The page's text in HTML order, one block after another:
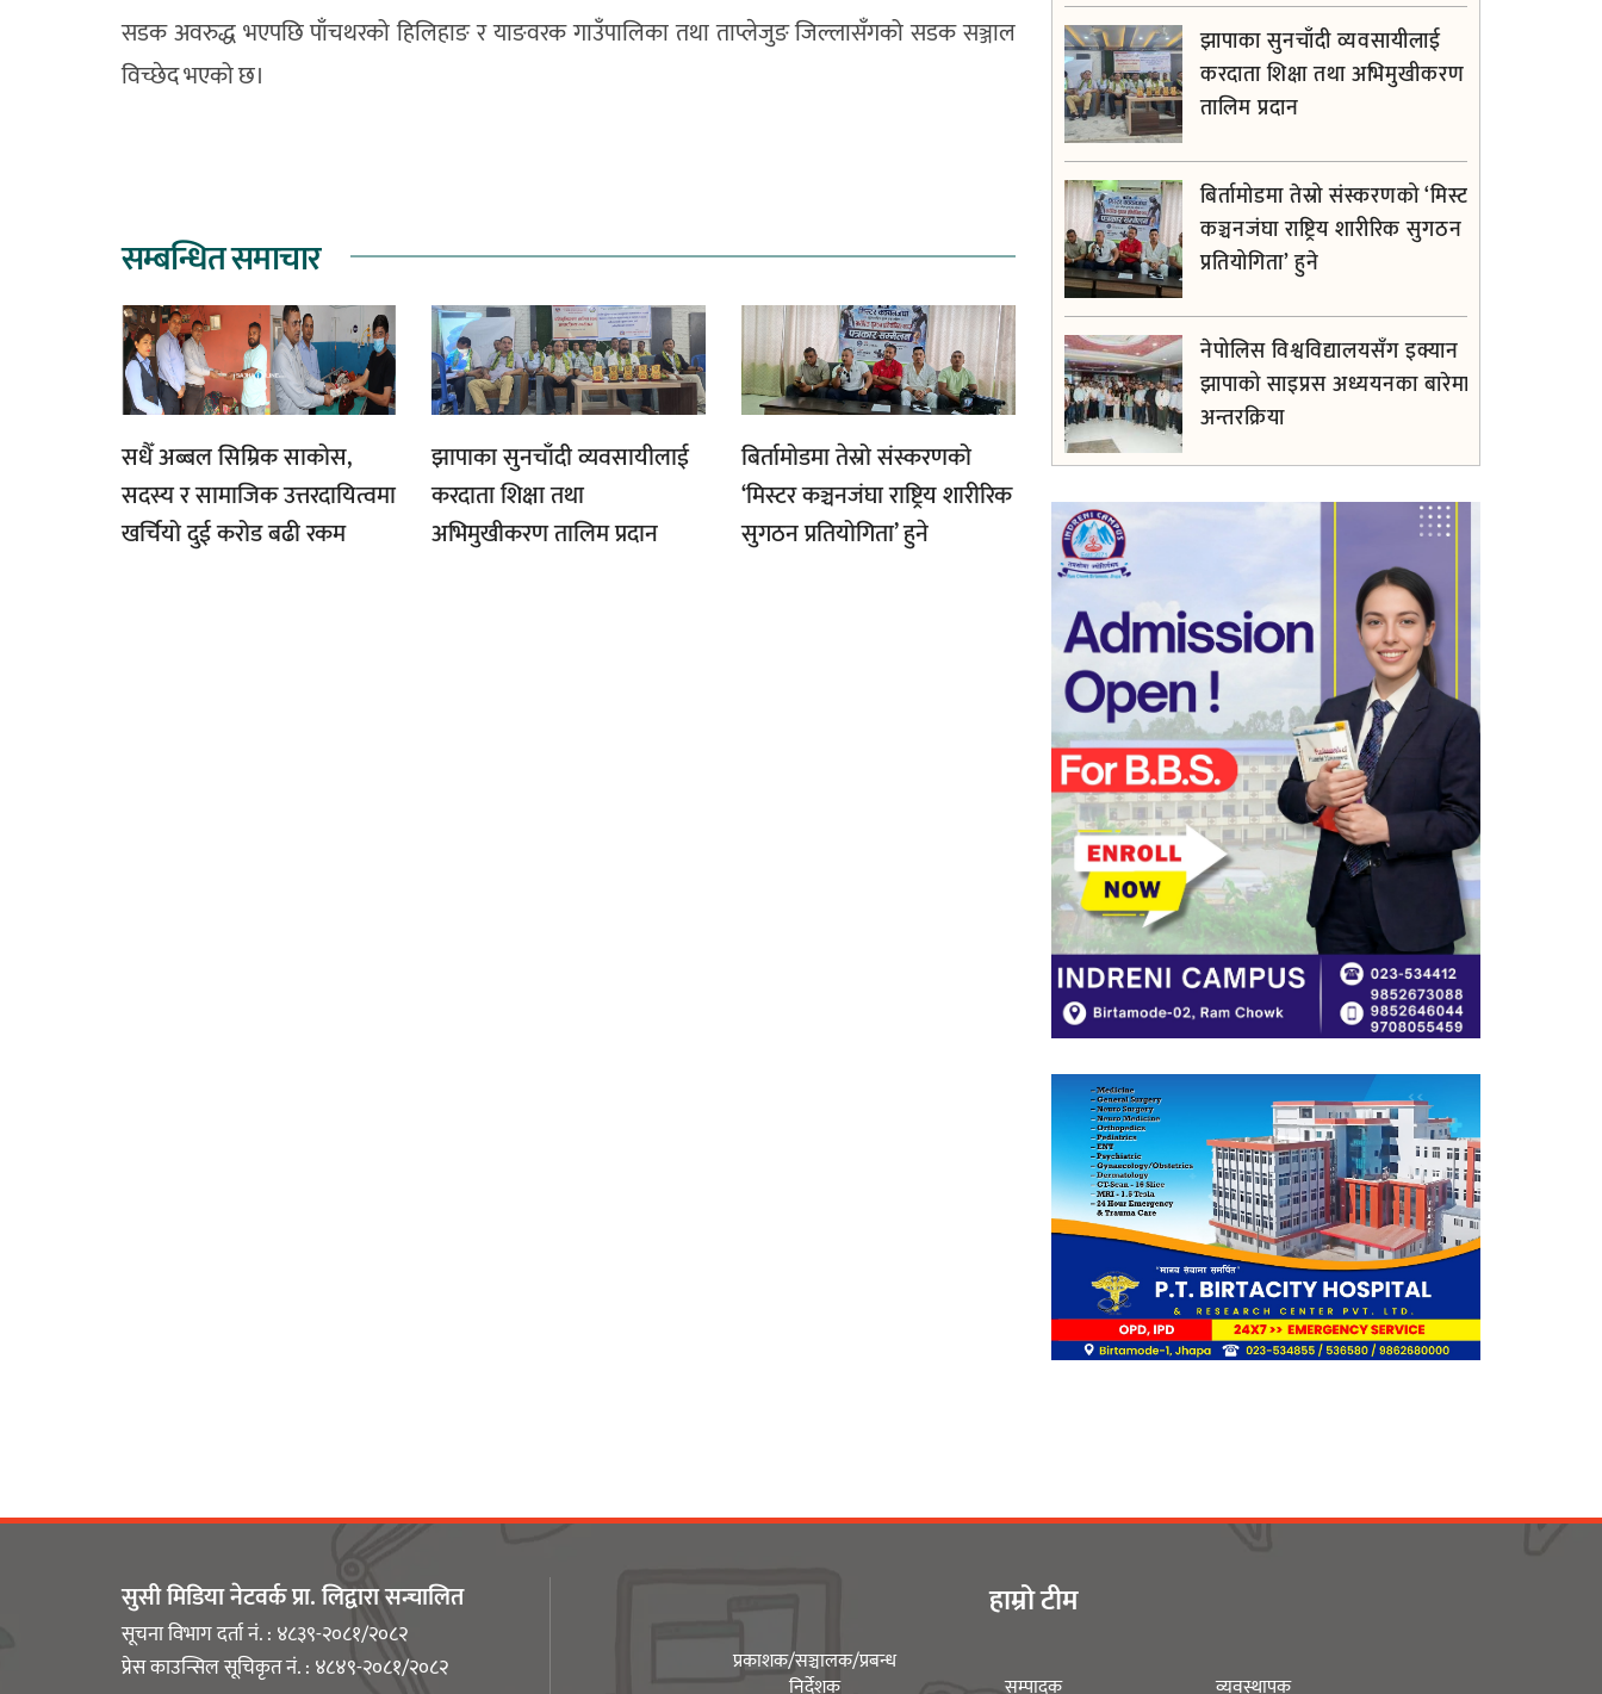
सडक अवरुद्ध भएपछि पाँचथरको हिलिहाङ र याङवरक गाउँपालिका तथा ताप्लेजुङ जिल्लासँगको सडक सञ्जाल
विच्छेद भएको छ।
सम्बन्धित समाचार
सधैँ अब्बल सिम्रिक साकोस,
सदस्य र सामाजिक उत्तरदायित्वमा
खर्चियो दुई करोड बढी रकम
झापाका सुनचाँदी व्यवसायीलाई
करदाता शिक्षा तथा
अभिमुखीकरण तालिम प्रदान
बिर्तामोडमा तेस्रो संस्करणको
‘मिस्टर कञ्चनजंघा राष्ट्रिय शारीरिक
सुगठन प्रतियोगिता’ हुने
झापाका सुनचाँदी व्यवसायीलाई
करदाता शिक्षा तथा अभिमुखीकरण
तालिम प्रदान
बिर्तामोडमा तेस्रो संस्करणको ‘मिस्टर
कञ्चनजंघा राष्ट्रिय शारीरिक सुगठन
प्रतियोगिता’ हुने
नेपोलिस विश्वविद्यालयसँग इक्यान
झापाको साइप्रस अध्ययनका बारेमा
अन्तरक्रिया
फरार अभियुक्त ओलीसामु झापा प्रहरी
द ब्यूटी वल्ड पाँचौँ वर्षमा प्रवेश ,
विपन्न ४ सय बढीलाई निशुल्क
तालिम
अडान झापाको २१औँ स्थापना
दिवसमा पेशागत गुणस्तर र बदलिँदो
भूमिकामाथि अन्तरक्रिया
आगलागीबाट प्रभावित शेयर
सदस्यलाई सहाराले उपलब्ध गरायाे
राहत
लिङ्कन मन्टेश्वरीमा खिर दिवस
मनाइयो
बिर्तामोडका वैज्ञानिक डा. मिशाल
पोखरेल जर्मनीको बायोमेडमा आबद्ध
सुसी मिडिया नेटवर्क प्रा. लिद्वारा सन्चालित
सूचना विभाग दर्ता नं. : ४८३९-२०८१/२०८२
प्रेस काउन्सिल सूचिकृत नं. : ४८४९-२०८१/२०८२
हाम्रो टीम
प्रकाशक/सञ्चालक/प्रबन्ध
निर्देशक
सम्पादक व्यवस्थापक